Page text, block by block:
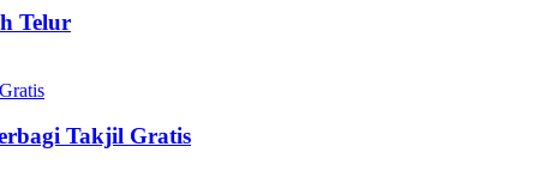
Telur
Takjil Gratis